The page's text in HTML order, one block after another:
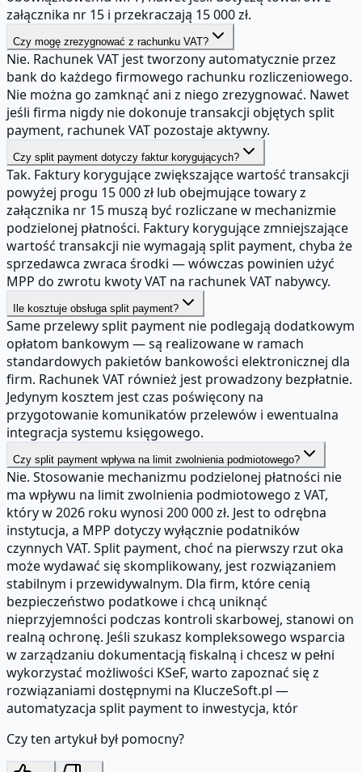
załącznika nr 15 i przekraczają 15 000 zł.
Czy mogę zrezygnować z rachunku VAT?
Nie. Rachunek VAT jest tworzony automatycznie przez
bank do każdego firmowego rachunku rozliczeniowego.
Nie można go zamknąć ani z niego zrezygnować. Nawet
jeśli firma nigdy nie dokonuje transakcji objętych split
payment, rachunek VAT pozostaje aktywny.
Czy split payment dotyczy faktur korygujących?
Tak. Faktury korygujące zwiększające wartość transakcji
powyżej progu 15 000 zł lub obejmujące towary z
załącznika nr 15 muszą być rozliczane w mechanizmie
podzielonej płatności. Faktury korygujące zmniejszające
wartość transakcji nie wymagają split payment, chyba że
sprzedawca zwraca środki — wówczas powinien użyć
MPP do zwrotu kwoty VAT na rachunek VAT nabywcy.
Ile kosztuje obsługa split payment?
Same przelewy split payment nie podlegają dodatkowym
opłatom bankowym — są realizowane w ramach
standardowych pakietów bankowości elektronicznej dla
firm. Rachunek VAT również jest prowadzony bezpłatnie.
Jedynym kosztem jest czas poświęcony na
przygotowanie komunikatów przelewów i ewentualna
integracja systemu księgowego.
Czy split payment wpływa na limit zwolnienia podmiotowego?
Nie. Stosowanie mechanizmu podzielonej płatności nie
ma wpływu na limit zwolnienia podmiotowego z VAT,
który w 2026 roku wynosi 200 000 zł. Jest to odrębna
instytucja, a MPP dotyczy wyłącznie podatników
czynnych VAT. Split payment, choć na pierwszy rzut oka
może wydawać się skomplikowany, jest rozwiązaniem
stabilnym i przewidywalnym. Dla firm, które cenią
bezpieczeństwo podatkowe i chcą uniknąć
nieprzyjemności podczas kontroli skarbowej, stanowi on
realną ochronę. Jeśli szukasz kompleksowego wsparcia
w zarządzaniu dokumentacją fiskalną i chcesz w pełni
wykorzystać możliwości KSeF, warto zapoznać się z
rozwiązaniami dostępnymi na KluczeSoft.pl —
automatyzacja split payment to inwestycja, któr
Czy ten artykuł był pomocny?